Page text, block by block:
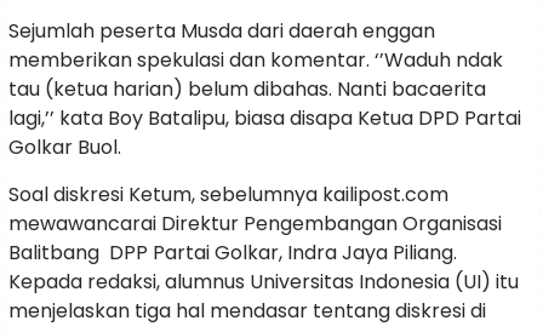
Sejumlah peserta Musda dari daerah enggan
memberikan spekulasi dan komentar. ‘’Waduh ndak
tau (ketua harian) belum dibahas. Nanti bacaerita
lagi,’’ kata Boy Batalipu, biasa disapa Ketua DPD Partai
Golkar Buol.
Soal diskresi Ketum, sebelumnya kailipost.com
mewawancarai Direktur Pengembangan Organisasi
Balitbang DPP Partai Golkar, Indra Jaya Piliang.
Kepada redaksi, alumnus Universitas Indonesia (UI) itu
menjelaskan tiga hal mendasar tentang diskresi di